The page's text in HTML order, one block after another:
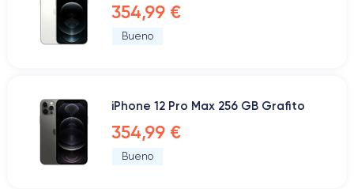
354,99 €
Bueno
iPhone 12 Pro Max 256 GB Grafito
354,99 €
Bueno